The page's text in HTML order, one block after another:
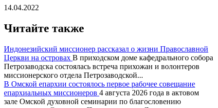
14.04.2022
Читайте также
Индонезийский миссионер рассказал о жизни Православной
Церкви на островах В приходском доме кафедрального собора
Петрозаводска состоялась встреча прихожан и волонтеров
миссионерского отдела Петрозаводской...
В Омской епархии состоялось первое рабочее совещание
епархиальных миссионеров 4 августа 2026 года в актовом
зале Омской духовной семинарии по благословению